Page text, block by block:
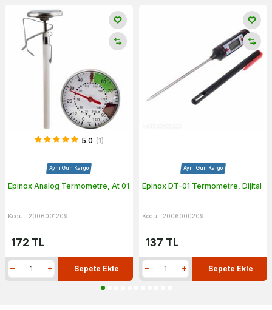
5.0 (1)
Aynı Gün Kargo
Epinox Analog Termometre, At 01
Kodu : 2006001209
172 TL
Sepete Ekle
Aynı Gün Kargo
Epinox DT-01 Termometre, Dijital
Kodu : 2006000209
137 TL
Sepete Ekle